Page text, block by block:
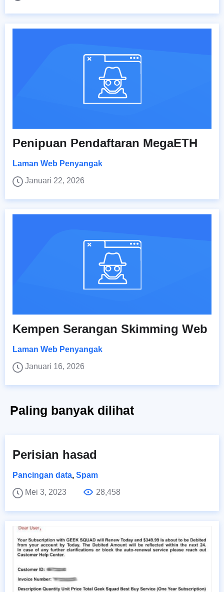
Penipuan Pendaftaran MegaETH
Laman Web Penyangak
Januari 22, 2026
Kempen Serangan Skimming Web
Laman Web Penyangak
Januari 16, 2026
Paling banyak dilihat
Perisian hasad
Pancingan data, Spam
Mei 3, 2023
28,458